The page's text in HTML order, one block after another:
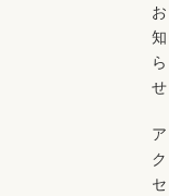
お
知
ら
せ
ア
ク
セ